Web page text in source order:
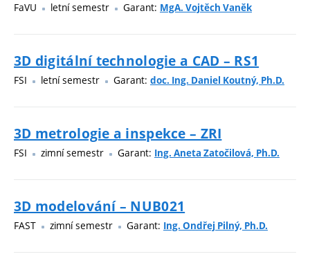
FaVU letní semestr Garant: MgA. Vojtěch Vaněk
3D digitální technologie a CAD – RS1
FSI letní semestr Garant: doc. Ing. Daniel Koutný, Ph.D.
3D metrologie a inspekce – ZRI
FSI zimní semestr Garant: Ing. Aneta Zatočilová, Ph.D.
3D modelování – NUB021
FAST zimní semestr Garant: Ing. Ondřej Pilný, Ph.D.